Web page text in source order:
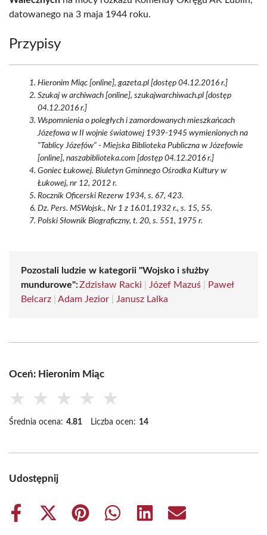
datowanego na 3 maja 1944 roku.
Przypisy
Hieronim Miąc [online], gazeta.pl [dostęp 04.12.2016 r.]
Szukaj w archiwach [online], szukajwarchiwach.pl [dostęp
04.12.2016 r.]
Wspomnienia o poległych i zamordowanych mieszkańcach
Józefowa w II wojnie światowej 1939-1945 wymienionych na
"Tablicy Józefów" - Miejska Biblioteka Publiczna w Józefowie
[online], naszabiblioteka.com [dostęp 04.12.2016 r.]
Goniec Łukowej. Biuletyn Gminnego Ośrodka Kultury w
Łukowej, nr 12, 2012 r.
Rocznik Oficerski Rezerw 1934, s. 67, 423.
Dz. Pers. MSWojsk., Nr 1 z 16.01.1932 r., s. 15, 55.
Polski Słownik Biograficzny, t. 20, s. 551, 1975 r.
Pozostali ludzie w kategorii "Wojsko i służby
mundurowe":Zdzisław Racki Józef Mazuś
Paweł
Belcarz
Adam Jezior Janusz Lalka
Oceń: Hieronim Miąc
★ ★ ★ ★ ★
Średnia ocena: 4.81 Liczba ocen: 14
Udostępnij
Share
Share
Share
Share
Share
Share